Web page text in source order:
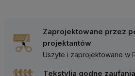
Zaprojektowane przez
projektantów
Uszyte i zaprojektowane w
Tekstylia godne zaufania